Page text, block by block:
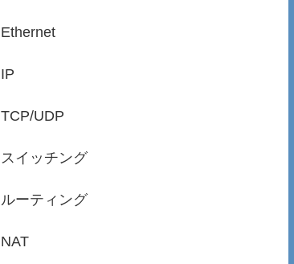
Ethernet
IP
TCP/UDP
スイッチング
ルーティング
NAT